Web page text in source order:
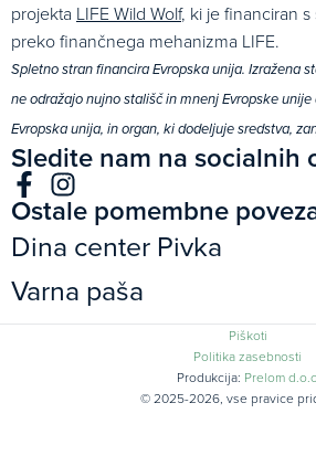
projekta LIFE Wild Wolf, ki je financiran
preko finančnega mehanizma LIFE.
Spletno stran financira Evropska unija. Izražena
ne odražajo nujno stališč in mnenj Evropske unije
Evropska unija, in organ, ki dodeljuje sredstva,
Sledite nam na socialnih
Ostale pomembne
Dina center Pivka
Varna paša
© 2025-2026, vse pravice
Produkcija: Prelom d.o.o
Politika zasebnosti
Piškoti